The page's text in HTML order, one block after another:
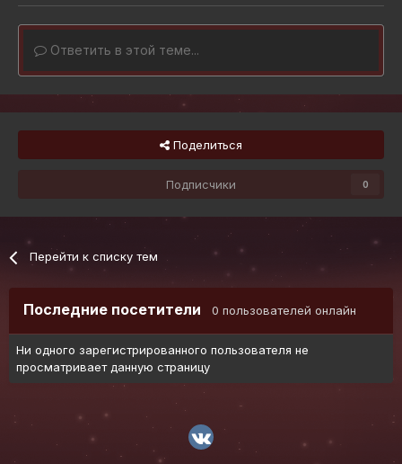
Ответить в этой теме...
Поделиться
Подписчики 0
Перейти к списку тем
Последние посетители 0 пользователей онлайн
Ни одного зарегистрированного пользователя не
просматривает данную страницу